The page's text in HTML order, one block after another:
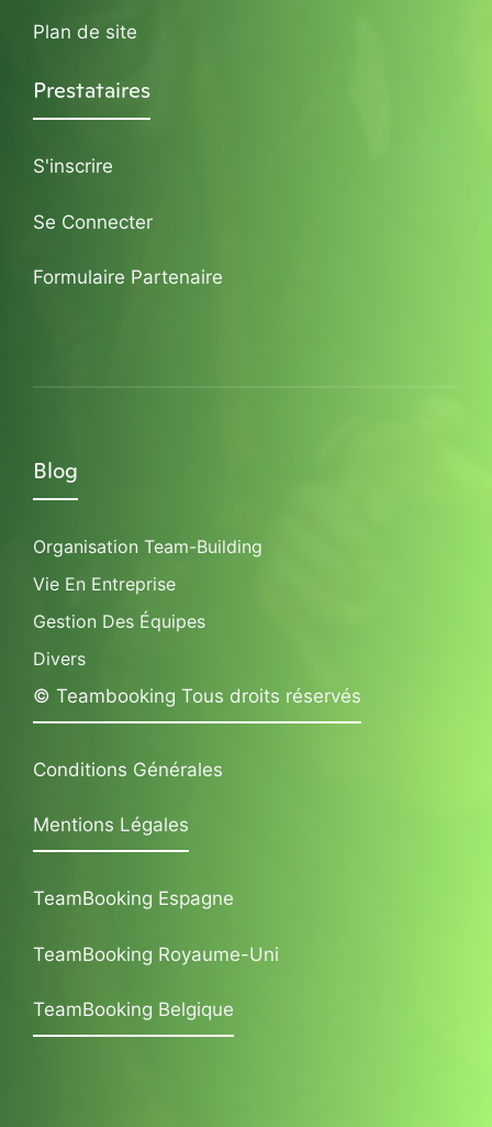
Plan de site
Prestataires
S'inscrire
Se Connecter
Formulaire Partenaire
Blog
Organisation Team-Building
Vie En Entreprise
Gestion Des Équipes
Divers
© Teambooking Tous droits réservés
Conditions Générales
Mentions Légales
TeamBooking Espagne
TeamBooking Royaume-Uni
TeamBooking Belgique